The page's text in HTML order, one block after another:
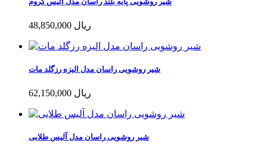
48,850,000 ریال
شیر روشویی راسان مدل الیزه رزگلد مات
62,150,000 ریال
شیر روشویی راسان مدل آلیس طلایی